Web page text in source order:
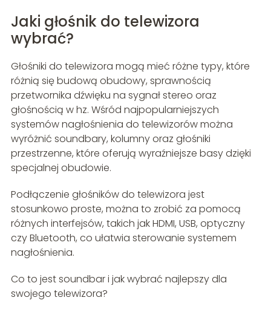
Jaki głośnik do telewizora
wybrać?
Głośniki do telewizora mogą mieć różne typy, które
różnią się budową obudowy, sprawnością
przetwornika dźwięku na sygnał stereo oraz
głośnością w hz. Wśród najpopularniejszych
systemów nagłośnienia do telewizorów można
wyróżnić soundbary, kolumny oraz głośniki
przestrzenne, które oferują wyraźniejsze basy dzięki
specjalnej obudowie.
Podłączenie głośników do telewizora jest
stosunkowo proste, można to zrobić za pomocą
różnych interfejsów, takich jak HDMI, USB, optyczny
czy Bluetooth, co ułatwia sterowanie systemem
nagłośnienia.
Co to jest soundbar i jak wybrać najlepszy dla
swojego telewizora?